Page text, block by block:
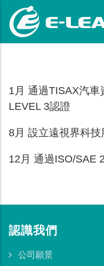
1月 通過TISAX汽
LEVEL 3認證
8月 設立遠視界科
12月 通過ISO/SAE
認識我們
公司願景